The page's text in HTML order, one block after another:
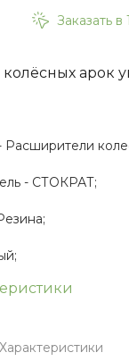
Заказать в
арок
Расширители
- СТОКРАТ;
Характеристики